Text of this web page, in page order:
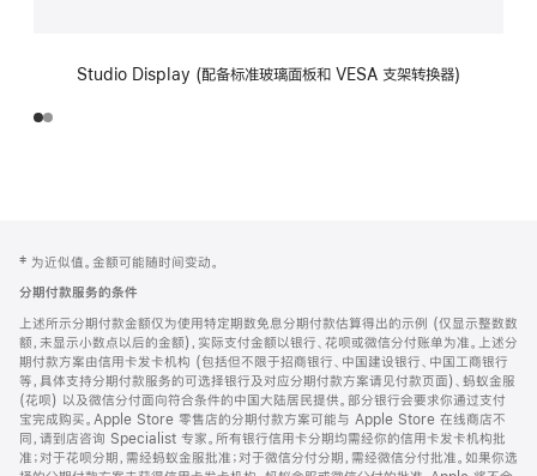
Studio Display (配备标准玻璃面板和 VESA 支架转换器)
页
页
脚
注
‡ 为近似值。金额可能随时间变动。
分期付款服务的条件
上述所示分期付款金额仅为使用特定期数免息分期付款估算得出的示例 (仅显示整数数
额，未显示小数点以后的金额)，实际支付金额以银行、花呗或微信分付账单为准。上述分
期付款方案由信用卡发卡机构 (包括但不限于招商银行、中国建设银行、中国工商银行
等，具体支持分期付款服务的可选择银行及对应分期付款方案请见付款页面)、蚂蚁金服
(花呗) 以及微信分付面向符合条件的中国大陆居民提供。部分银行会要求你通过支付
宝完成购买。Apple Store 零售店的分期付款方案可能与 Apple Store 在线商店不
同，请到店咨询 Specialist 专家。所有银行信用卡分期均需经你的信用卡发卡机构批
准；对于花呗分期，需经蚂蚁金服批准；对于微信分付分期，需经微信分付批准。如果你选